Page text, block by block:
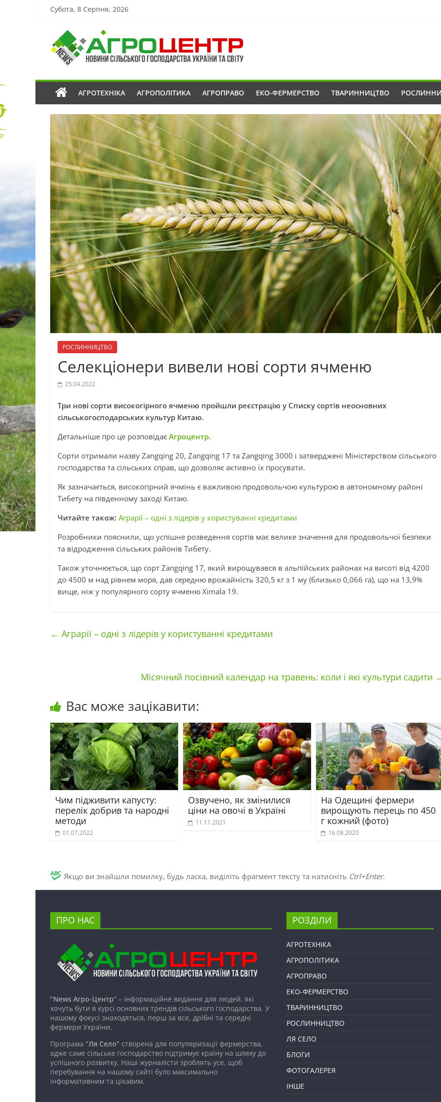
Субота, 8 Серпня, 2026
АГРОТЕХНІКА АГРОПОЛІТИКА АГРОПРАВО ЕКО-ФЕРМЕРСТВО ТВАРИННИЦТВО
РОСЛИННИЦТВО
Селекціонери вивели нові сорти ячменю
25.04.2022
Три нові сорти високогірного ячменю пройшли реєстрацію у Списку сортів неосновних
сільськогосподарських культур Китаю.
Детальніше про це розповідає Агроцентр.
Сорти отримали назву Zangqing 20, Zangqing 17 та Zangqing 3000 і затверджені Міністерством сільського
господарства та сільських справ, що дозволяє активно їх просувати.
Як зазначається, високогірний ячмінь є важливою продовольчою культурою в автономному районі
Тибету на південному заході Китаю.
Читайте також: Аграрії – одні з лідерів у користуванні кредитами
Розробники пояснили, що успішне розведення сортів має велике значення для продовольчої безпеки
та відродження сільських районів Тибету.
Також уточнюється, що сорт Zangqing 17, який вирощувався в альпійських районах на висоті від 4200
до 4500 м над рівнем моря, дав середню врожайність 320,5 кг з 1 му (близько 0,066 га), що на 13,9%
вище, ніж у популярного сорту ячменю Ximala 19.
← Аграрії – одні з лідерів у користуванні кредитами
Місячний посівний календар на травень: коли і які культури садити
Вас може зацікавити:
Чим підживити капусту:
перелік добрив та народні
методи
01.07.2022
Озвучено, як змінилися
ціни на овочі в Україні
11.11.2021
На Одещині фермери
вирощують перець по 450
г кожний (фото)
16.08.2020
Якщо ви знайшли помилку, будь ласка, виділіть фрагмент тексту та натисніть Ctrl+Enter.
ПРО НАС
“News Агро-Центр” – інформаційне видання для людей, які
хочуть бути в курсі основних трендів сільського господарства. У
нашому фокусі знаходяться, перш за все, дрібні та середні
фермери України.
Програма “Ля Село” створена для популяризації фермерства,
адже саме сільське господарство підтримує країну на шляху до
успішного розвитку. Наші журналісти зроблять усе, щоб
перебування на нашому сайті було максимально
інформативним та цікавим.
РОЗДІЛИ
АГРОТЕХНІКА
АГРОПОЛІТИКА
АГРОПРАВО
ЕКО-ФЕРМЕРСТВО
ТВАРИННИЦТВО
РОСЛИННИЦТВО
ЛЯ СЕЛО
БЛОГИ
ФОТОГАЛЕРЕЯ
ІНШЕ